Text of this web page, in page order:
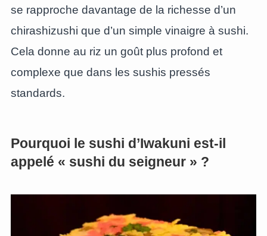
se rapproche davantage de la richesse d’un
chirashizushi que d’un simple vinaigre à sushi.
Cela donne au riz un goût plus profond et
complexe que dans les sushis pressés
standards.
Pourquoi le sushi d’Iwakuni est-il
appelé « sushi du seigneur » ?